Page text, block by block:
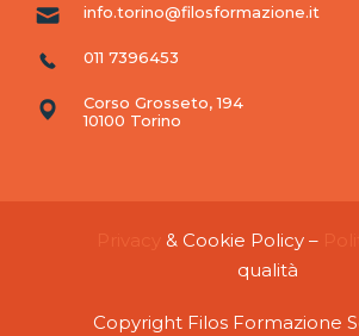
info.torino@filosformazione.it
011 7396453
Corso Grosseto, 194
10100 Torino
& Cookie Policy –
qualità
Copyright Filos Formazione